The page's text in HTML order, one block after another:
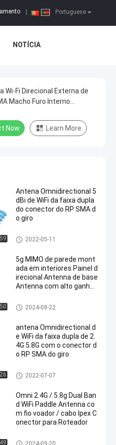
Portuguese
NOTÍCIA
Wi-Fi Direcional Externa de
Macho Furo Interno
Now Learn More
Antena Omnidirectional 5
dBi de WiFi da faixa dupla
do conector do RP SMA d
o giro
Antena de Omni WiFi
2022-05-11
5g MIMO de parede mont
ada em interiores Painel d
irecional Antenna de base
Antenna com alto ganho
Antena de Omni WiFi
2024-08-22
antena Omnidirectional d
e WiFi da faixa dupla de 2.
4G 5.8G com o conector d
o RP SMA do giro
Antena de Omni WiFi
2022-07-07
Omni 2.4G / 5.8g Dual Ban
d WiFi Paddle Antenna co
m fio voador / cabo Ipex C
onector para Roteador
Antena de Omni WiFi
2024-09-20